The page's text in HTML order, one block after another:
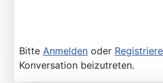
Bitte Anmelden oder
Konversation beizutreten.